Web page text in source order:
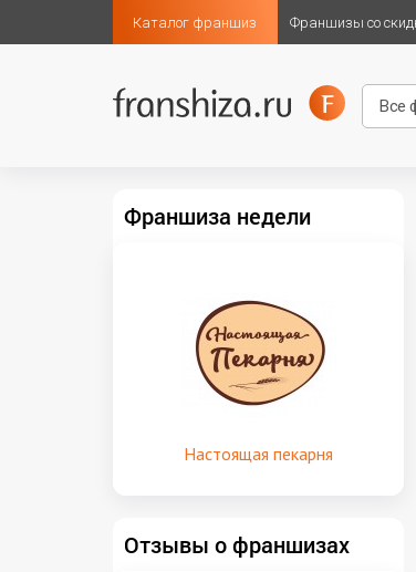
Каталог франшиз Франшизы со
Франшиза недели
Настоящая пекарня
Отзывы о франшизах